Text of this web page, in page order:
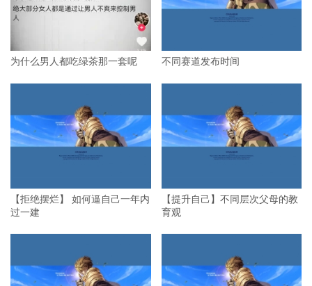
为什么男人都吃绿茶那一套呢 不同赛道发布时间
【拒绝摆烂】 如何逼自己一年内
过一建
【提升自己】不同层次父母的教
育观